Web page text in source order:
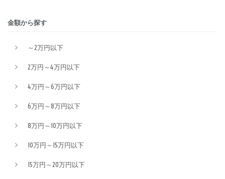
金額から探す
～2万円以下
2万円～4万円以下
4万円～6万円以下
6万円～8万円以下
8万円～10万円以下
10万円～15万円以下
15万円～20万円以下